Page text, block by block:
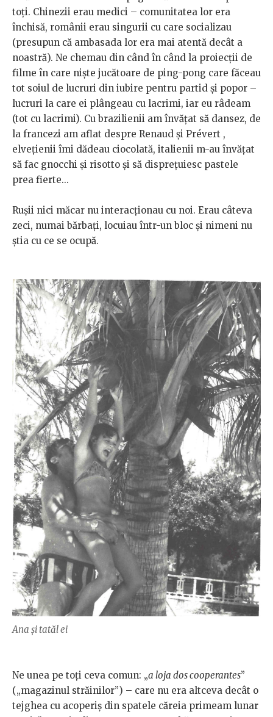
toţi. Chinezii erau medici – comunitatea lor era
închisă, românii erau singurii cu care socializau
(presupun că ambasada lor era mai atentă decât a
noastră). Ne chemau din când în când la proiecţii de
filme în care nişte jucătoare de ping-pong care făceau
tot soiul de lucruri din iubire pentru partid şi popor –
lucruri la care ei plângeau cu lacrimi, iar eu râdeam
(tot cu lacrimi). Cu brazilienii am învăţat să dansez, de
la francezi am aflat despre Renaud şi Prévert ,
elveţienii îmi dădeau ciocolată, italienii m-au învăţat
să fac gnocchi şi risotto şi să dispreţuiesc pastele
prea fierte...
Ruşii nici măcar nu interacţionau cu noi. Erau câteva
zeci, numai bărbaţi, locuiau într-un bloc şi nimeni nu
ştia cu ce se ocupă.
Ana și tatăl ei
Ne unea pe toţi ceva comun: „a loja dos cooperantes”
(„magazinul străinilor”) – care nu era altceva decât o
tejghea cu acoperiş din spatele căreia primeam lunar